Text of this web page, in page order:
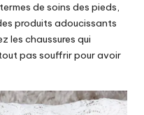
de soins des pieds,
produits adoucissants
les chaussures qui
pas souffrir pour avoir